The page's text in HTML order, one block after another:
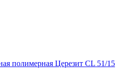
полимерная Церезит CL 51/15